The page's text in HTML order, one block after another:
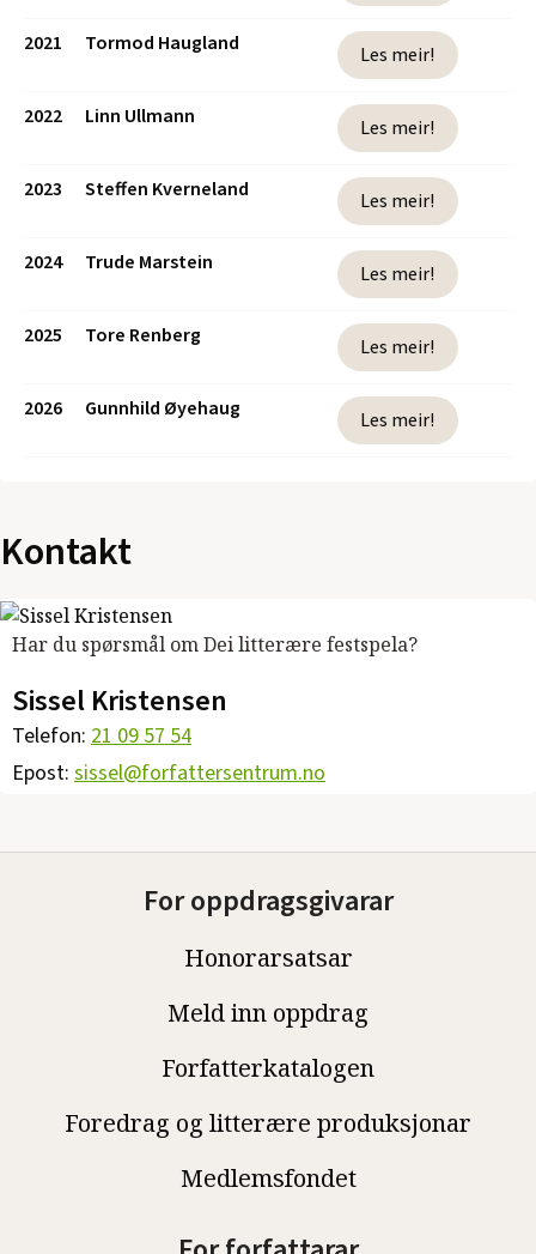
2021 Tormod Haugland Les meir!
2022 Linn Ullmann Les meir!
2023 Steffen Kverneland Les meir!
2024 Trude Marstein Les meir!
2025 Tore Renberg Les meir!
2026 Gunnhild Øyehaug Les meir!
Kontakt
Har du spørsmål om Dei litterære festspela?
Sissel Kristensen
Telefon: 21 09 57 54
Epost: sissel@forfattersentrum.no
For oppdragsgivarar
Honorarsatsar
Meld inn oppdrag
Forfatterkatalogen
Foredrag og litterære produksjonar
Medlemsfondet